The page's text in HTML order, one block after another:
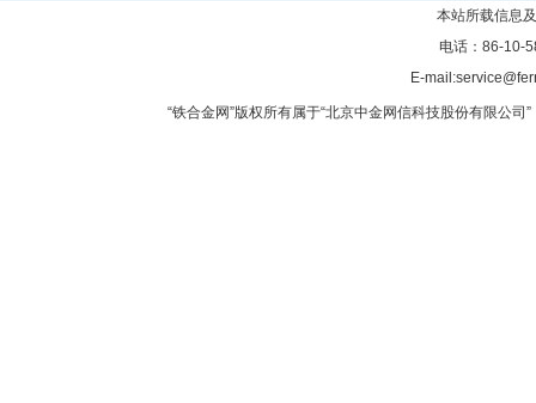
本站所载信息
电话：86-10-
E-
“铁合金网”版权所有属于“北京中金网信科技股份有限公司